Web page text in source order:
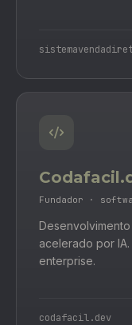
Fundador ·
acelerado por
enterprise.
codafacil.dev